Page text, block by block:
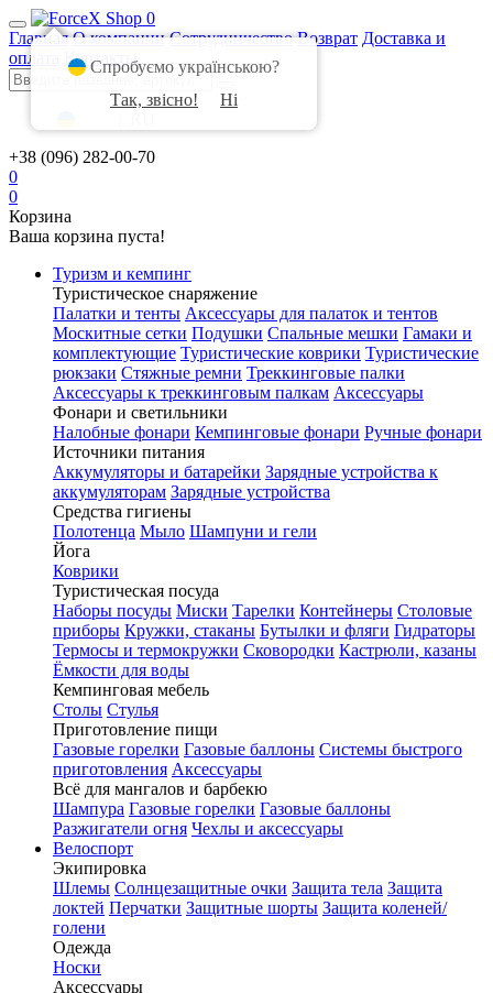
0
Главная О компании Сотрудничество Возврат Доставка и
оплата
Контакты
+38 (096) 282-00-70
0
0
Корзина
Ваша корзина пуста!
Туризм и кемпинг
Туристическое снаряжение
Палатки и тенты Аксессуары для палаток и тентов
Москитные сетки Подушки Спальные мешки Гамаки и
комплектующие Туристические коврики Туристические
рюкзаки Стяжные ремни Треккинговые палки
Аксессуары к треккинговым палкам Аксессуары
Фонари и светильники
Налобные фонари Кемпинговые фонари Ручные фонари
Источники питания
Аккумуляторы и батарейки Зарядные устройства к
аккумуляторам Зарядные устройства
Средства гигиены
Полотенца Мыло Шампуни и гели
Йога
Коврики
Туристическая посуда
Наборы посуды Миски Тарелки Контейнеры Столовые
приборы Кружки, стаканы Бутылки и фляги Гидраторы
Термосы и термокружки Сковородки Кастрюли, казаны
Ёмкости для воды
Кемпинговая мебель
Столы Стулья
Приготовление пищи
Газовые горелки Газовые баллоны Системы быстрого
приготовления Аксессуары
Всё для мангалов и барбекю
Шампура Газовые горелки Газовые баллоны
Разжигатели огня Чехлы и аксессуары
Велоспорт
Экипировка
Шлемы Солнцезащитные очки Защита тела Защита
локтей Перчатки Защитные шорты Защита коленей/
голени
Одежда
Носки
Аксессуары
Спробуємо українською?
Так, звісно!
Ні